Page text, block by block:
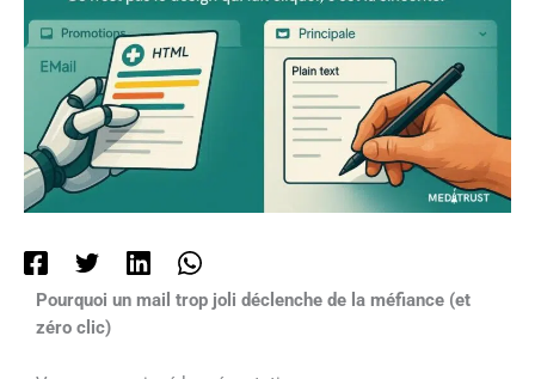
Pourquoi un mail trop joli déclenche de la méfiance (et
zéro clic)